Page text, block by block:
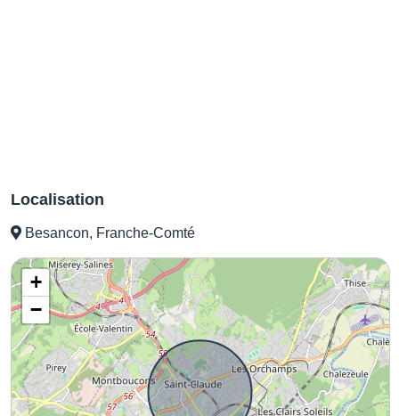
Localisation
Besancon, Franche-Comté
+
−